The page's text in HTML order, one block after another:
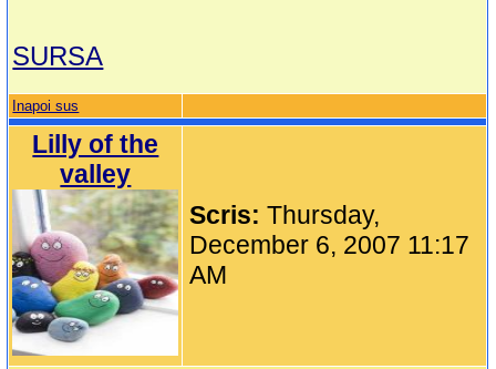
SURSA
Inapoi sus
Lilly of the
valley
Scris:Thursday,
December 6, 2007 11:17
AM